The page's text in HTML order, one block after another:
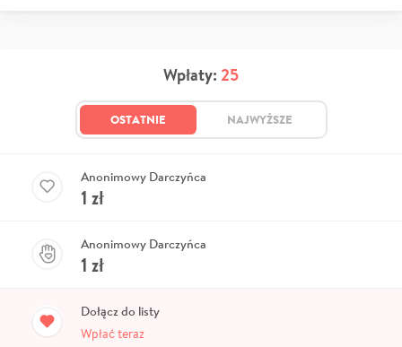
Wpłaty: 25
OSTATNIE NAJWYŻSZE
Anonimowy Darczyńca
1 zł
Anonimowy Darczyńca
1 zł
Dołącz do listy
Wpłać teraz